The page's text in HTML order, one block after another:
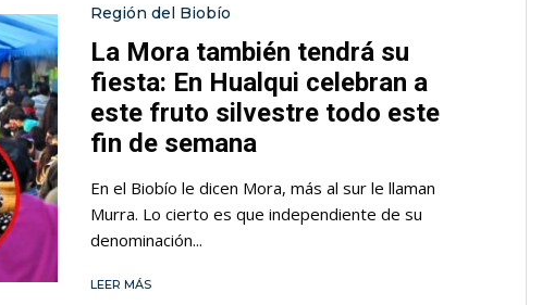
Región del Biobío
La Mora también tendrá su
fiesta: En Hualqui celebran a
este fruto silvestre todo este
fin de semana
En el Biobío le dicen Mora, más al sur le llaman
Murra. Lo cierto es que independiente de su
denominación...
LEER MÁS